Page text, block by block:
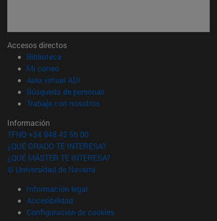
Accesos directos
Biblioteca
Mi correo(abre en nueva ventana)
Aula virtual ADI
Búsqueda de personas(abre en nueva ventana)
Trabaja con nosotros(abre en nueva ventana)
Información
TFNO +34 948 42 56 00
¿QUÉ GRADO TE INTERESA?
¿QUÉ MÁSTER TE INTERESA?
© Universidad de Navarra
Información legal
Accesibilidad
Configuración de cookies